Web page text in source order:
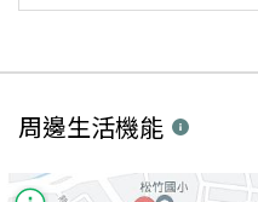
周邊生活機能